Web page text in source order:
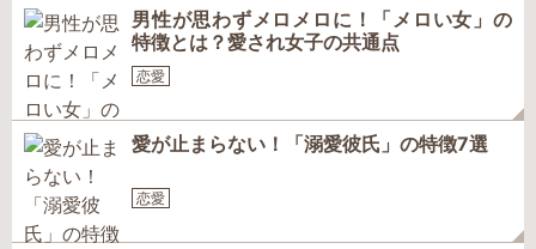
男性が思わずメロメロに！「メロい女」の
特徴とは？愛され女子の共通点
恋愛
愛が止まらない！「溺愛彼氏」の特徴7選
恋愛